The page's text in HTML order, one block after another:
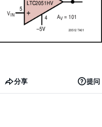
分享 提问